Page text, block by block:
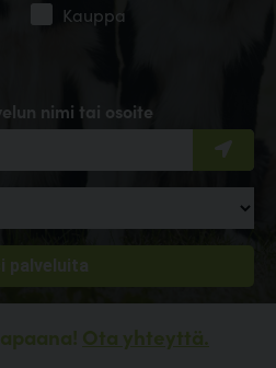
nimi tai osoite
Kauppa
Ota yhteyttä.